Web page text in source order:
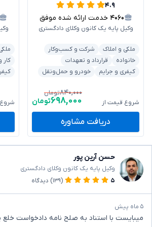
۴.۹
۴۰۶۰ خدمت ارائه شده موفق
وکیل پایه یک کانون وکلای دادگستری
ملکی و املاک
شرکت و کسب‌وکار
خانواده
قرارداد و تعهدات
کیفری و جرایم
خودرو و حمل‌ونقل
شروع قیمت از
۸۴۰,۰۰۰تومان
۶۹۸,۰۰۰تومان
دریافت مشاوره
کار
حسن آرین پور
وکیل پایه یک کانون وکلای دادگستری
۵
(۱۳۹) دیدگاه
۵ ماه پیش
میبایست با استناد به صلح نامه دادخواست خلع